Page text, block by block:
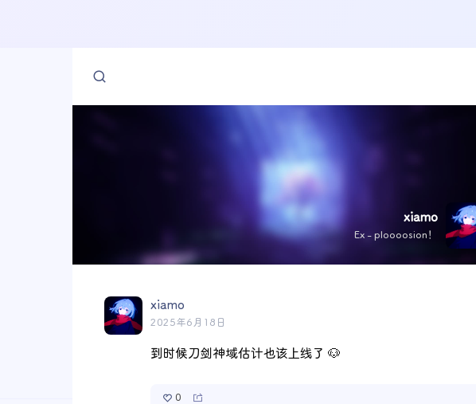
xiamo
Ex - ploooosion！
xiamo
2025年6月18日
到时候刀剑神域估计也该上线了 🐶
0